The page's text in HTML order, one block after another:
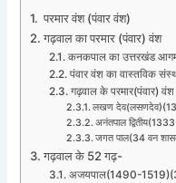
परमार वंश (पंवार वंश)
गढ़वाल का परमार (पंवार) वंश
कनकपाल का उत्तरखंड
पंवार वंश का वास्तविक
गढ़वाल के परमार(पंवार)
लखण
अनंतपाल
जगत पाल(34 वन
गढ़वाल के 52 गढ़-
अजयपाल(1490-